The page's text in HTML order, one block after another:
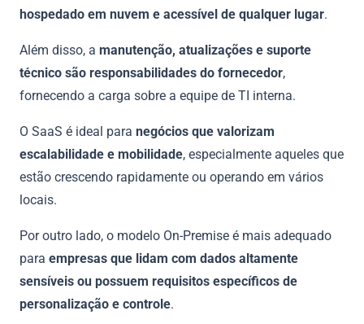
hospedado em nuvem e acessível de qualquer lugar.
Além disso, a manutenção, atualizações e suporte
técnico são responsabilidades do fornecedor,
fornecendo a carga sobre a equipe de TI interna.
O SaaS é ideal para negócios que valorizam
escalabilidade e mobilidade, especialmente aqueles que
estão crescendo rapidamente ou operando em vários
locais.
Por outro lado, o modelo On-Premise é mais adequado
para empresas que lidam com dados altamente
sensíveis ou possuem requisitos específicos de
personalização e controle.